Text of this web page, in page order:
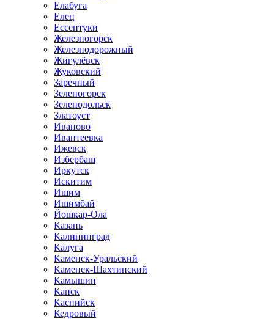
Елабуга
Елец
Ессентуки
Железногорск
Железнодорожный
Жигулёвск
Жуковский
Заречный
Зеленогорск
Зеленодольск
Златоуст
Иваново
Ивантеевка
Ижевск
Избербаш
Иркутск
Искитим
Ишим
Ишимбай
Йошкар-Ола
Казань
Калининград
Калуга
Каменск-Уральский
Каменск-Шахтинский
Камышин
Канск
Каспийск
Кедровый